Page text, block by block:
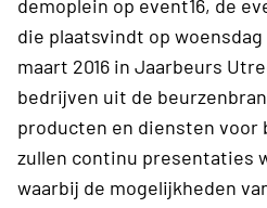
demoplein op event16, de
die plaatsvindt op
maart 2016 in Jaarbeurs
bedrijven uit de
producten en diensten voor
zullen continu presentaties
waarbij de mogelijkheden